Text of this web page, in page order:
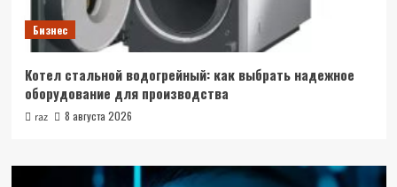
Бизнес
Котел стальной водогрейный: как выбрать надежное
оборудование для производства
raz 8 августа 2026